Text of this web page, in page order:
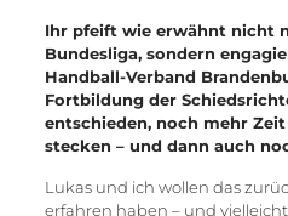
Ihr pfeift wie erwähnt nicht
Bundesliga, sondern
Handball-Verband
Fortbildung der
entschieden, noch mehr
stecken – und dann auch
Lukas und ich wollen das
erfahren haben – und